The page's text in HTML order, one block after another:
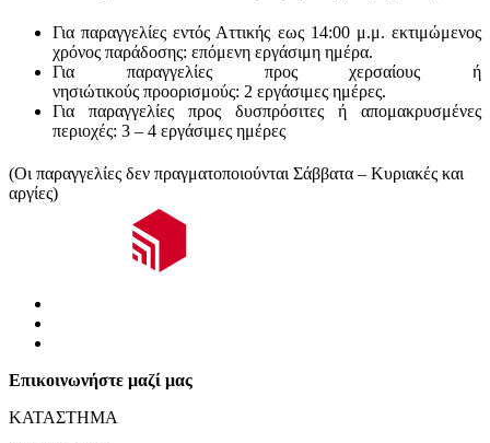
Για παραγγελίες εντός Αττικής εως 14:00 μ.μ. εκτιμώμενος
χρόνος παράδοσης: επόμενη εργάσιμη ημέρα.
Για παραγγελίες προς χερσαίους ή
νησιώτικούς προορισμούς: 2 εργάσιμες ημέρες.
Για παραγγελίες προς δυσπρόσιτες ή απομακρυσμένες
περιοχές: 3 – 4 εργάσιμες ημέρες
(Οι παραγγελίες δεν πραγματοποιούνται Σάββατα – Κυριακές και
αργίες)
Επικοινωνήστε μαζί μας
ΚΑΤΑΣΤΗΜΑ